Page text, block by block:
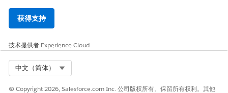
获得支持
技术提供者 Experience Cloud
中文（简体）
© Copyright 2026, Salesforce.com Inc. 公司版权所有。保留所有权利。其他